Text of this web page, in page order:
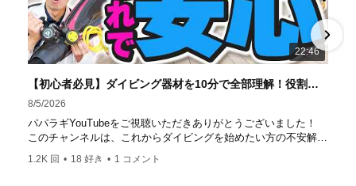
ター」部門
「国内ダイビングサービス伊豆半島エリア」
部門
「国内ダイビングガイド伊豆半島エリア」部門 4冠
達成！ ――――――――――――――――― パパラギダイ
ビングスクール 本店 神奈川県 藤沢市 南藤沢10-4
はコチラ
https://www.papalagi.co.jp/staticpages/index.php/work
22:46
【初心者必見】ダイビング器材を10分で全部理解！役割・使い方をやさしく解説
8/5/2026
パパラギYouTubeをご視聴いただきありがとうございました！
このチャンネルは、これからダイビングを始めたい方の不安解消
や悩みごとを解消するためのチャンネルです
ひとりでも多くの方に、素敵なダイビングライフを送っていただ
1.2K 回 • 18 好き • 1 コメント